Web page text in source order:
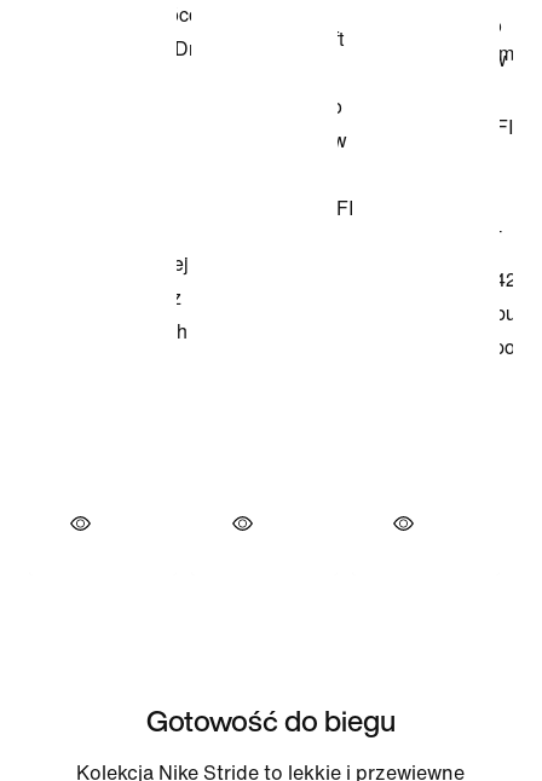
Gotowość do biegu
Kolekcja Nike Stride to lekkie i przewiewne